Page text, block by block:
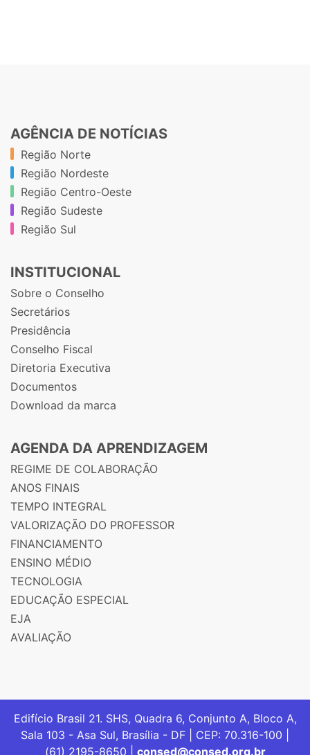
AGÊNCIA DE NOTÍCIAS
Região Norte
Região Nordeste
Região Centro-Oeste
Região Sudeste
Região Sul
INSTITUCIONAL
Sobre o Conselho
Secretários
Presidência
Conselho Fiscal
Diretoria Executiva
Documentos
Download da marca
AGENDA DA APRENDIZAGEM
REGIME DE COLABORAÇÃO
ANOS FINAIS
TEMPO INTEGRAL
VALORIZAÇÃO DO PROFESSOR
FINANCIAMENTO
ENSINO MÉDIO
TECNOLOGIA
EDUCAÇÃO ESPECIAL
EJA
AVALIAÇÃO
Edifício Brasil 21. SHS, Quadra 6, Conjunto A, Bloco A,
Sala 103 - Asa Sul, Brasília - DF | CEP: 70.316-100 |
(61) 2195-8650 | consed@consed.org.br